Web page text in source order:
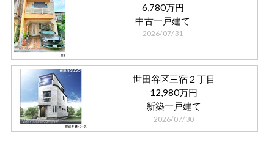
6,780万円
中古一戸建て
2026/07/31
世田谷区三宿２丁目
12,980万円
新築一戸建て
2026/07/30